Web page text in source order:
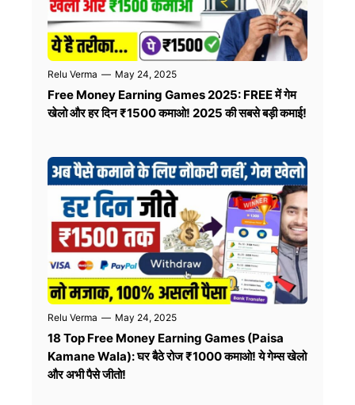
Relu Verma — May 24, 2025
Free Money Earning Games 2025: FREE में गेम
खेलो और हर दिन ₹1500 कमाओ! 2025 की सबसे बड़ी कमाई!
Relu Verma — May 24, 2025
18 Top Free Money Earning Games (Paisa
Kamane Wala): घर बैठे रोज ₹1000 कमाओ! ये गेम्स खेलो
और अभी पैसे जीतो!